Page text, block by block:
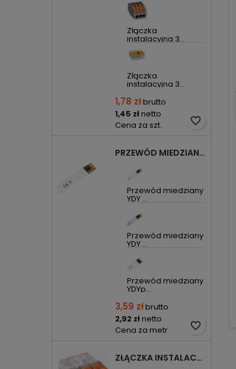
Złączka
instalacyjna 3...
Złączka
instalacyjna 3...
1,78 złbrutto
1,45 złnetto
Cena za szt.
favorite_border
PRZEWÓD MIEDZIANY YDYP DRUT 3X1,5MM2 ŻO 450/750V
Przewód miedziany
YDY ...
Przewód miedziany
YDY ...
Przewód miedziany
YDYp...
3,59 złbrutto
2,92 złnetto
Cena za metr
favorite_border
ZŁĄCZKA INSTALACYJNA 3X COMPACT POMARAŃCZOWA 2273-203 WAGO